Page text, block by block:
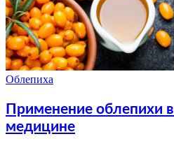
Облепиха
Применение облепихи
медицине